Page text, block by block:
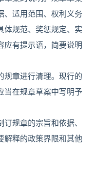
、适用范围、权利义务
体规范、奖惩规定、实
应有提示语，简要说明
规章进行清理。现行的
当在规章草案中写明予
规章的宗旨和依据、
解释的政策界限和其他